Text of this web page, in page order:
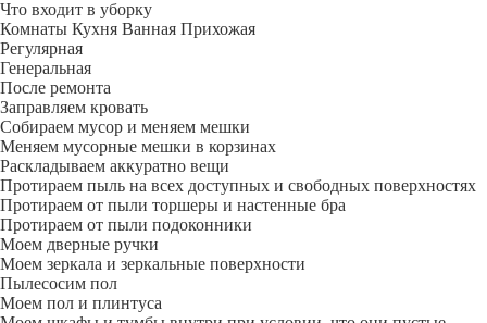
Что входит в уборку
Регу­лярная
Гене­ральная
После ремонта
Заправляем кровать
Собираем мусор и меняем мешки
Меняем мусорные мешки в корзинах
Раскладываем аккуратно вещи
Протираем пыль на всех доступных и свободных поверхностях
Протираем от пыли торшеры и настенные бра
Протираем от пыли подоконники
Моем дверные ручки
Моем зеркала и зеркальные поверхности
Пылесосим пол
Моем пол и плинтуса